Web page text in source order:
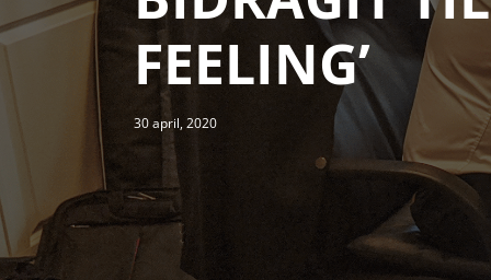
FEELING’
30 april, 2020